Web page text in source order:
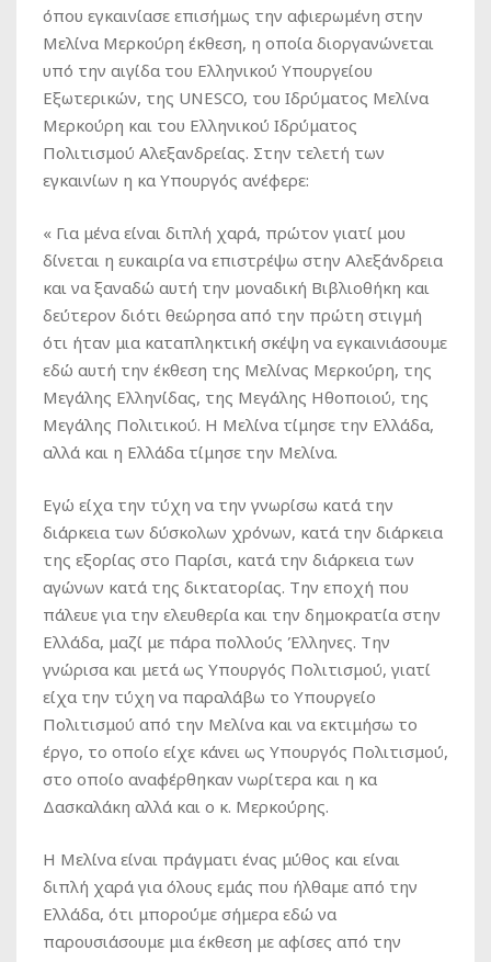
όπου εγκαινίασε επισήμως την αφιερωμένη στην
Μελίνα Μερκούρη έκθεση, η οποία διοργανώνεται
υπό την αιγίδα του Ελληνικού Υπουργείου
Εξωτερικών, της UNESCO, του Ιδρύματος Μελίνα
Μερκούρη και του Ελληνικού Ιδρύματος
Πολιτισμού Αλεξανδρείας. Στην τελετή των
εγκαινίων η κα Υπουργός ανέφερε:
« Για μένα είναι διπλή χαρά, πρώτον γιατί μου
δίνεται η ευκαιρία να επιστρέψω στην Αλεξάνδρεια
και να ξαναδώ αυτή την μοναδική Βιβλιοθήκη και
δεύτερον διότι θεώρησα από την πρώτη στιγμή
ότι ήταν μια καταπληκτική σκέψη να εγκαινιάσουμε
εδώ αυτή την έκθεση της Μελίνας Μερκούρη, της
Μεγάλης Ελληνίδας, της Μεγάλης Ηθοποιού, της
Μεγάλης Πολιτικού. Η Μελίνα τίμησε την Ελλάδα,
αλλά και η Ελλάδα τίμησε την Μελίνα.
Εγώ είχα την τύχη να την γνωρίσω κατά την
διάρκεια των δύσκολων χρόνων, κατά την διάρκεια
της εξορίας στο Παρίσι, κατά την διάρκεια των
αγώνων κατά της δικτατορίας. Την εποχή που
πάλευε για την ελευθερία και την δημοκρατία στην
Ελλάδα, μαζί με πάρα πολλούς Έλληνες. Την
γνώρισα και μετά ως Υπουργός Πολιτισμού, γιατί
είχα την τύχη να παραλάβω το Υπουργείο
Πολιτισμού από την Μελίνα και να εκτιμήσω το
έργο, το οποίο είχε κάνει ως Υπουργός Πολιτισμού,
στο οποίο αναφέρθηκαν νωρίτερα και η κα
Δασκαλάκη αλλά και ο κ. Μερκούρης.
Η Μελίνα είναι πράγματι ένας μύθος και είναι
διπλή χαρά για όλους εμάς που ήλθαμε από την
Ελλάδα, ότι μπορούμε σήμερα εδώ να
παρουσιάσουμε μια έκθεση με αφίσες από την